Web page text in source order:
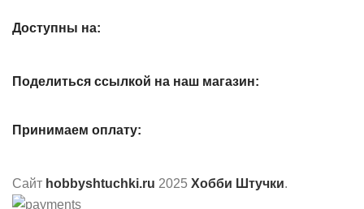
Доступны на:
Поделиться ссылкой на наш магазин:
Принимаем оплату:
Сайт hobbyshtuchki.ru 2025 Хобби Штучки.